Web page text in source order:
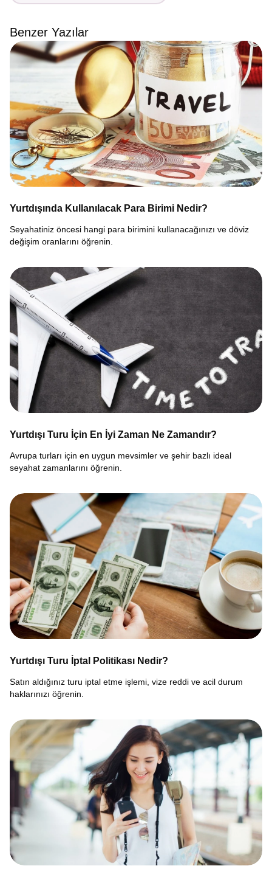
Benzer Yazılar
Yurtdışında Kullanılacak Para Birimi Nedir?
Seyahatiniz öncesi hangi para birimini kullanacağınızı ve döviz
değişim oranlarını öğrenin.
Yurtdışı Turu İçin En İyi Zaman Ne Zamandır?
Avrupa turları için en uygun mevsimler ve şehir bazlı ideal
seyahat zamanlarını öğrenin.
Yurtdışı Turu İptal Politikası Nedir?
Satın aldığınız turu iptal etme işlemi, vize reddi ve acil durum
haklarınızı öğrenin.